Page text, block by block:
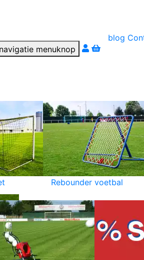
blog
par téléphone
Rebounder voetbal